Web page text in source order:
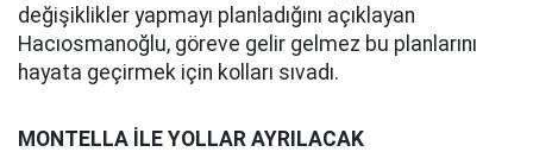
değişiklikler yapmayı planladığını açıklayan
Hacıosmanoğlu, göreve gelir gelmez bu planlarını
hayata geçirmek için kolları sıvadı.
MONTELLA İLE YOLLAR AYRILACAK